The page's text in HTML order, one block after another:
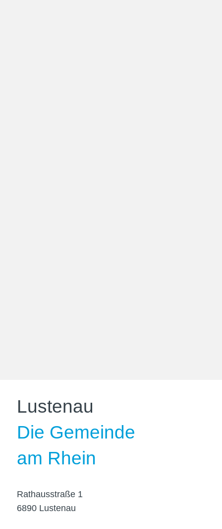
Lustenau
Die Gemeinde
am Rhein
Rathausstraße 1
6890 Lustenau